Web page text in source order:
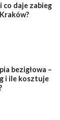
co daje zabieg
bezigłowa –
i ile kosztuje